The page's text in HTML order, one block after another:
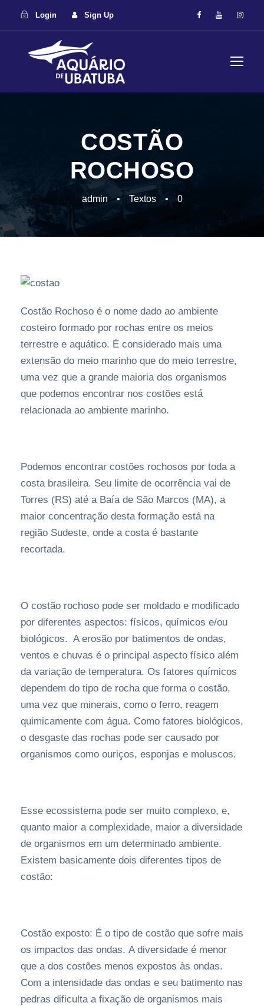
Login Sign Up
COSTÃO
ROCHOSO
admin • Textos • 0
Costão Rochoso é o nome dado ao ambiente
costeiro formado por rochas entre os meios
terrestre e aquático. É considerado mais uma
extensão do meio marinho que do meio terrestre,
uma vez que a grande maioria dos organismos
que podemos encontrar nos costões está
relacionada ao ambiente marinho.
Podemos encontrar costões rochosos por toda a
costa brasileira. Seu limite de ocorrência vai de
Torres (RS) até a Baía de São Marcos (MA), a
maior concentração desta formação está na
região Sudeste, onde a costa é bastante
recortada.
O costão rochoso pode ser moldado e modificado
por diferentes aspectos: físicos, químicos e/ou
biológicos. A erosão por batimentos de ondas,
ventos e chuvas é o principal aspecto físico além
da variação de temperatura. Os fatores químicos
dependem do tipo de rocha que forma o costão,
uma vez que minerais, como o ferro, reagem
quimicamente com água. Como fatores biológicos,
o desgaste das rochas pode ser causado por
organismos como ouriços, esponjas e moluscos.
Esse ecossistema pode ser muito complexo, e,
quanto maior a complexidade, maior a diversidade
de organismos em um determinado ambiente.
Existem basicamente dois diferentes tipos de
costão:
Costão exposto: É o tipo de costão que sofre mais
os impactos das ondas. A diversidade é menor
que a dos costões menos expostos às ondas.
Com a intensidade das ondas e seu batimento nas
pedras dificulta a fixação de organismos mais